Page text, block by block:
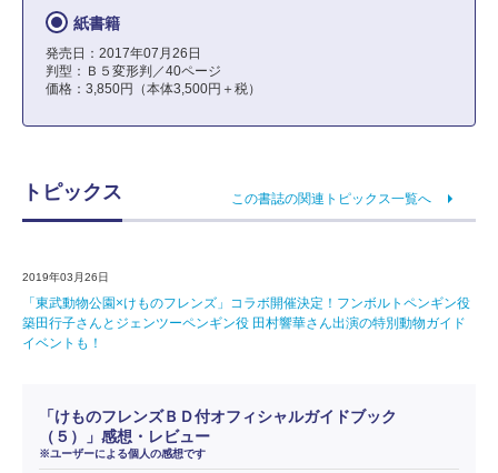
紙書籍
発売日：2017年07月26日
判型：Ｂ５変形判／40ページ
価格：3,850円（本体3,500円＋税）
トピックス この書誌の関連トピックス一覧へ
2019年03月26日
「東武動物公園×けものフレンズ」コラボ開催決定！フンボルトペンギン役
築田行子さんとジェンツーペンギン役 田村響華さん出演の特別動物ガイド
イベントも！
「けものフレンズＢＤ付オフィシャルガイドブック
（５）」感想・レビュー
※ユーザーによる個人の感想です